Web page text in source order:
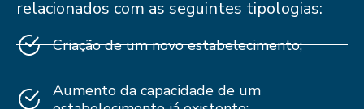
relacionados com as seguintes tipologias:
Criação de um novo estabelecimento;
Aumento da capacidade de um